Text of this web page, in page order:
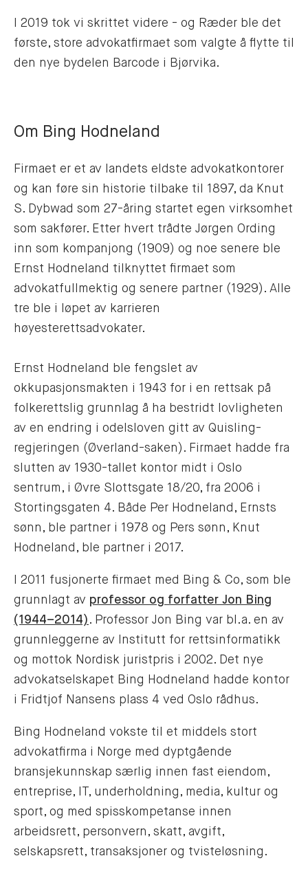
I 2019 tok vi skrittet videre - og Ræder ble det
første, store advokatfirmaet som valgte å flytte til
den nye bydelen Barcode i Bjørvika.
Om Bing Hodneland
Firmaet er et av landets eldste advokatkontorer
og kan føre sin historie tilbake til 1897, da Knut
S. Dybwad som 27-åring startet egen virksomhet
som sakfører. Etter hvert trådte Jørgen Ording
inn som kompanjong (1909) og noe senere ble
Ernst Hodneland tilknyttet firmaet som
advokatfullmektig og senere partner (1929). Alle
tre ble i løpet av karrieren
høyesterettsadvokater.
Ernst Hodneland ble fengslet av
okkupasjonsmakten i 1943 for i en rettsak på
folkerettslig grunnlag å ha bestridt lovligheten
av en endring i odelsloven gitt av Quisling-
regjeringen (Øverland-saken). Firmaet hadde fra
slutten av 1930-tallet kontor midt i Oslo
sentrum, i Øvre Slottsgate 18/20, fra 2006 i
Stortingsgaten 4. Både Per Hodneland, Ernsts
sønn, ble partner i 1978 og Pers sønn, Knut
Hodneland, ble partner i 2017.
I 2011 fusjonerte firmaet med Bing & Co, som ble
grunnlagt av professor og forfatter Jon Bing
(1944–2014) . Professor Jon Bing var bl.a. en av
grunnleggerne av Institutt for rettsinformatikk
og mottok Nordisk juristpris i 2002. Det nye
advokatselskapet Bing Hodneland hadde kontor
i Fridtjof Nansens plass 4 ved Oslo rådhus.
Bing Hodneland vokste til et middels stort
advokatfirma i Norge med dyptgående
bransjekunnskap særlig innen fast eiendom,
entreprise, IT, underholdning, media, kultur og
sport, og med spisskompetanse innen
arbeidsrett, personvern, skatt, avgift,
selskapsrett, transaksjoner og tvisteløsning.